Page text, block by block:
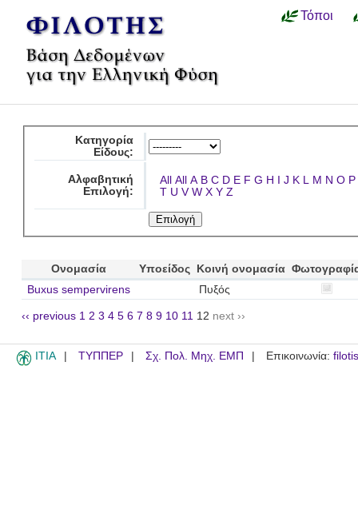
Τόποι
Κατηγορία
Είδους:
Αλφαβητική
Επιλογή:
All All A B C D E F G H I J K L M N O P
T U V W X Y Z
Ονομασία Υποείδος Κοινή ονομασία
Buxus sempervirens
Πυξός
‹‹ previous 1 2 3 4 5 6 7 8 9 10 11 12 next ››
ITIA ΤΥΠΠΕΡ Σχ. Πολ. Μηχ. ΕΜΠ Επικοινωνία: